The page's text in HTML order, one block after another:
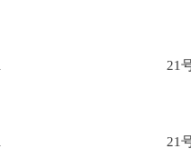
21
21